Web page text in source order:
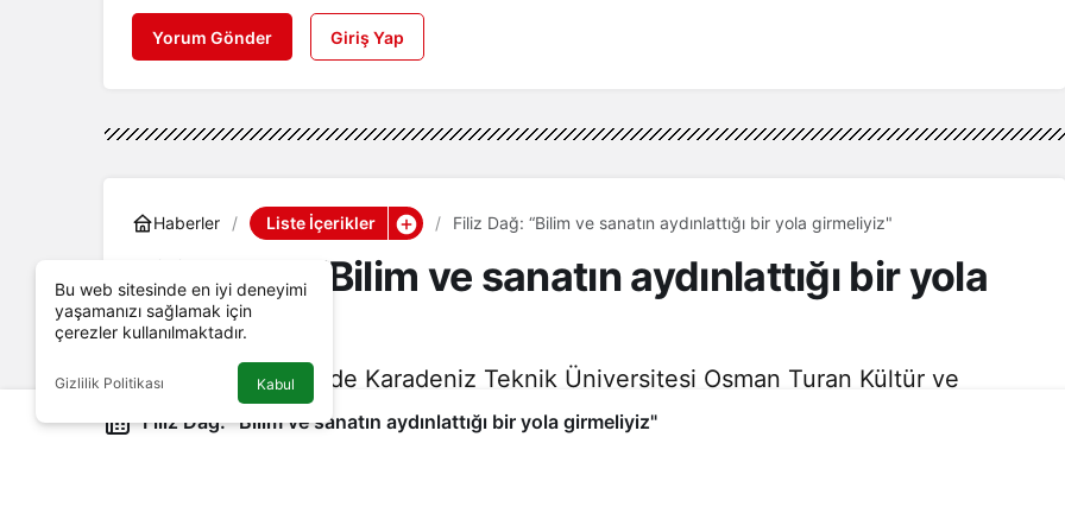
Yorum Gönder Giriş Yap
Haberler Liste İçerikler Filiz Dağ: “Bilim ve sanatın aydınlattığı bir yola girmeliyiz"
Filiz Dağ: “Bilim ve sanatın aydınlattığı bir yola
girmeliyiz"
Geçtiğimiz günlerde Karadeniz Teknik Üniversitesi Osman Turan Kültür ve
Kongre Merkezi’nde Kariyer Günleri özelinde düzenlenen konferansa
katılan Metaverse Dijital Sanatlar ve NFT Girişimcisi Filiz Dağ, “Geleceğin Bilim-
Filiz Dağ: “Bilim ve sanatın aydınlattığı bir yola girmeliyiz"
Bu web sitesinde en iyi deneyimi
yaşamanızı sağlamak için
çerezler kullanılmaktadır.
Gizlilik Politikası Kabul